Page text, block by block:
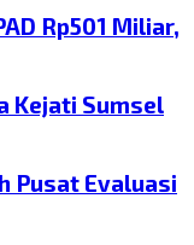
Rp501 Miliar,
Kejati Sumsel
Pusat Evaluasi